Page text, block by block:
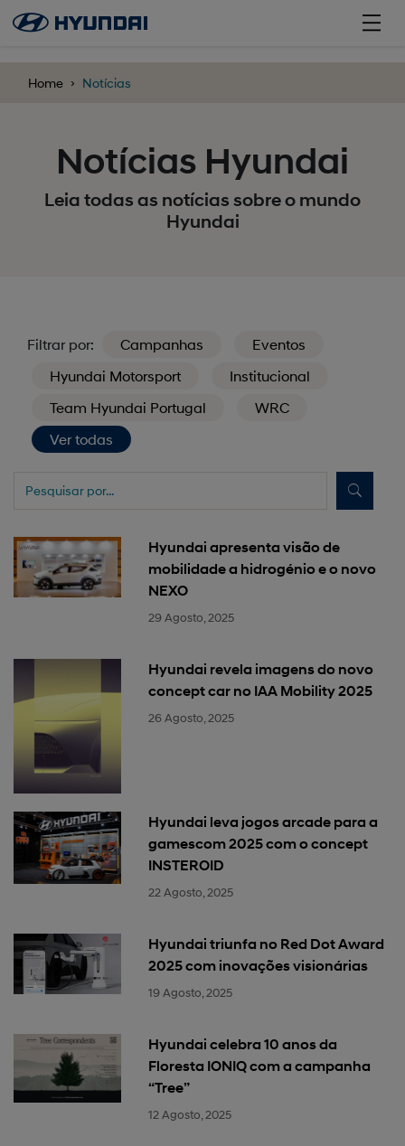
Home Notícias
Notícias Hyundai
Leia todas as notícias sobre o mundo
Hyundai
Filtrar por: Campanhas
Eventos
Hyundai Motorsport
Institucional
Team Hyundai Portugal
WRC
Ver todas
Hyundai apresenta visão de
mobilidade a hidrogénio e o novo
NEXO
29 Agosto, 2025
Hyundai revela imagens do novo
concept car no IAA Mobility 2025
26 Agosto, 2025
Hyundai leva jogos arcade para a
gamescom 2025 com o concept
INSTEROID
22 Agosto, 2025
Hyundai triunfa no Red Dot Award
2025 com inovações visionárias
19 Agosto, 2025
Hyundai celebra 10 anos da
Floresta IONIQ com a campanha
“Tree”
12 Agosto, 2025